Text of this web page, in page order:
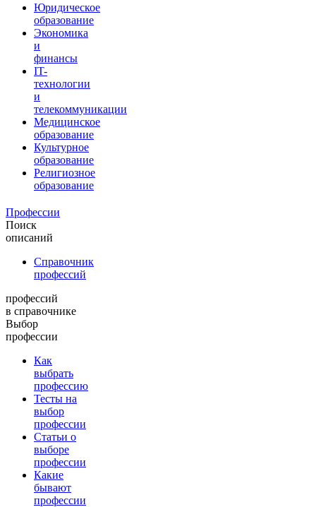
Юридическое
образование
Экономика
и
финансы
IT-
технологии
и
телекоммуникации
Медицинское
образование
Культурное
образование
Религиозное
образование
Профессии
Поиск
описаний
Справочник
профессий
профессий
в справочнике
Выбор
профессии
Как
выбрать
профессию
Тесты на
выбор
профессии
Статьи о
выборе
профессии
Какие
бывают
профессии